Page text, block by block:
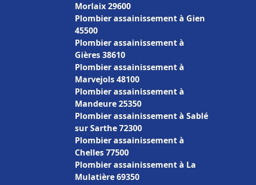
Morlaix 29600
Plombier assainissement à Gien
45500
Plombier assainissement à
Gières 38610
Plombier assainissement à
Marvejols 48100
Plombier assainissement à
Mandeure 25350
Plombier assainissement à Sablé
sur Sarthe 72300
Plombier assainissement à
Chelles 77500
Plombier assainissement à La
Mulatière 69350